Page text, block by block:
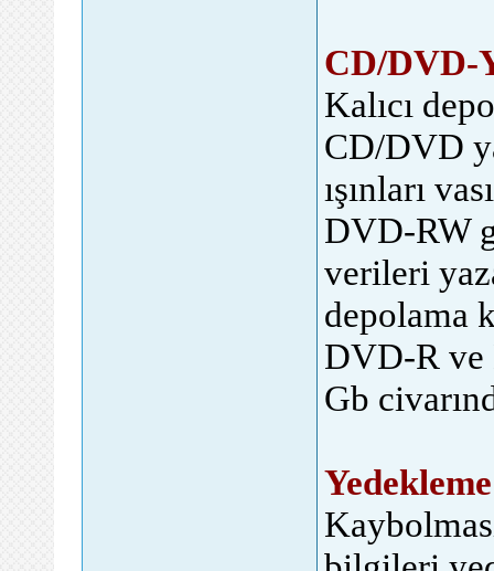
CD/DVD-
Kalıcı
CD/DVD
ışınları
DVD-RW
verileri
depolama
DVD-R ve
Gb